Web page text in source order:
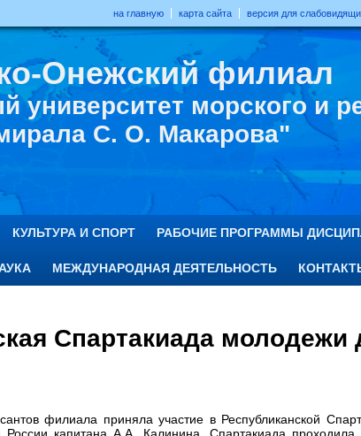
на главную карта сайта версия для
Онежский филиал
морского и
С. О. Макарова"
КУЛЬТУРА И СПОРТ РАБОЧИЕ ПРОГРАММЫ
МЕЖДУНАРОДНАЯ ДЕЯТЕЛЬНОСТЬ
Спартакиада молодежи
филиала приняла участие в Республиканской
капитана А.А. Калинина. Спартакиада проходила